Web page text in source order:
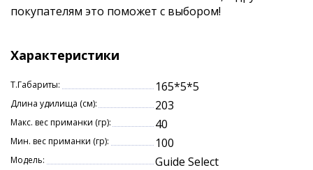
- ПремиумEVA
Длина (см): 203
Тест (гр): 40 - 100
Количество колен: 1+1
Трансп.длина (см): 165
покупателям это поможет с выбором!
Характеристики
Т.Габариты: 165*5*5
Длина удилища (см): 203
Макс. вес приманки (гр): 40
Мин. вес приманки (гр): 100
Модель: Guide Select